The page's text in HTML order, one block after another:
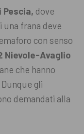
dove
frana deve
con senso
Nievole-Avaglio
che hanno
gli
demandati alla